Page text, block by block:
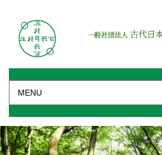
MENU